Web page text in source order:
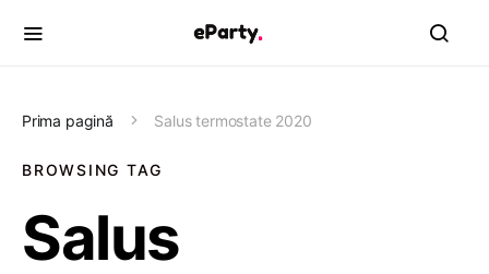
Prima pagină Salus termostate 2020
BROWSING TAG
Salus